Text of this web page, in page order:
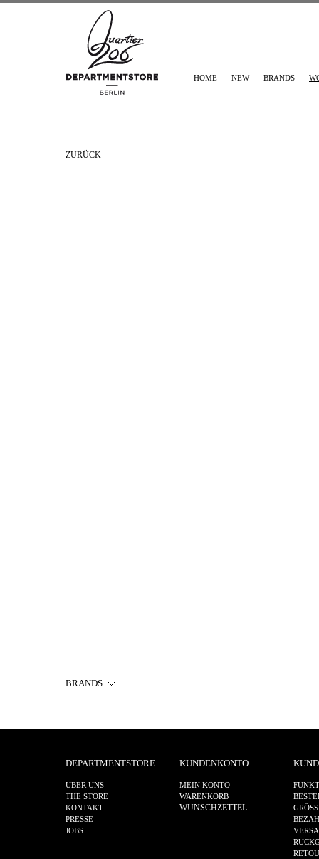
HOME NEW BRANDS
ZURÜCK
BRANDS
DEPARTMENTSTORE
ÜBER UNS
THE STORE
KONTAKT
PRESSE
JOBS
KUNDENKONTO
MEIN KONTO
WARENKORB
WUNSCHZETTEL